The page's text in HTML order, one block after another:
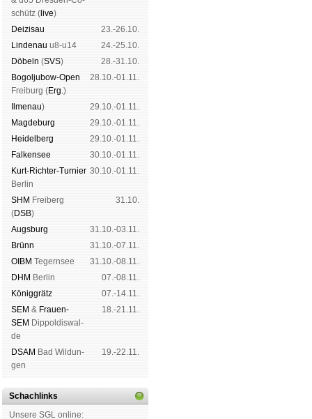
schütz ( live)
Dei­zi­sau
23.-26.10.
Lin­de­nau u8-u14
24.-25.10.
Dö­beln (SVS)
28.-31.10.
Bogoljubow-Open
Frei­burg (Erg.)
28.10.-01.11.
Il­me­nau)
29.10.-01.11.
Mag­de­burg
29.10.-01.11.
Hei­del­berg
29.10.-01.11.
Fal­ken­see
30.10.-01.11.
Kurt-Rich­ter-Tur­nier
Ber­lin
30.10.-01.11.
SHM Frei­berg
(DSB)
31.10.
Augs­burg
31.10.-03.11.
Brünn
31.10.-07.11.
OIBM Tegern­see
31.10.-08.11.
DHM Ber­lin
07.-08.11.
König­grätz
07.-14.11.
SEM & Frauen-
SEM Dip­pol­dis­wal­
de
18.-21.11.
DSAM Bad Wil­dun­
gen
19.-22.11.
Schachlinks
Unsere SGL online: